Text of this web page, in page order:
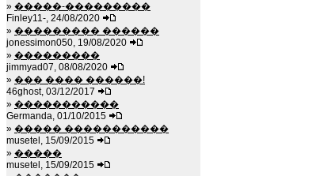
» �����-���������
Finley11-, 24/08/2020
» ��������� ������
jonessimon050, 19/08/2020
» ���������
jimmyad07, 08/08/2020
» ��� ���� ������!
46ghost, 03/12/2017
» �����������
Germanda, 01/10/2015
» ����� �����������
musetel, 15/09/2015
» �����
musetel, 15/09/2015